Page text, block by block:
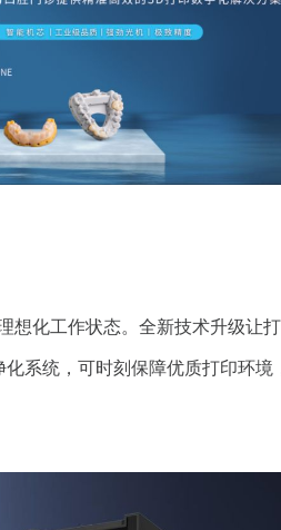
想化工作状态。全新技术升级让
化系统，可时刻保障优质打印环境